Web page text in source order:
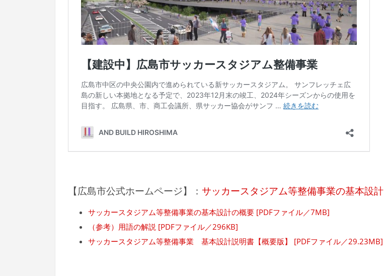
【広島市公式ホームページ】： サッカースタジアム等整備事業の基本設計
サッカースタジアム等整備事業の基本設計の概要 [PDFファイル／7MB]
（参考）用語の解説 [PDFファイル／296KB]
サッカースタジアム等整備事業 基本設計説明書【概要版】 [PDFファイル／29.23MB]